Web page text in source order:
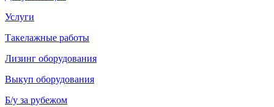
Услуги
Такелажные работы
Лизинг оборудования
Выкуп оборудования
Б/у за рубежом